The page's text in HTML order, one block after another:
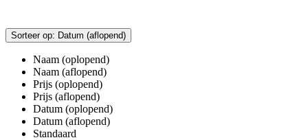
Sorteer op: Datum (aflopend)
Naam (oplopend)
Naam (aflopend)
Prijs (oplopend)
Prijs (aflopend)
Datum (oplopend)
Datum (aflopend)
Standaard